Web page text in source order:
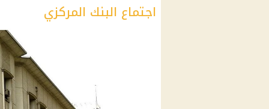
اجتماع البنك المركزي